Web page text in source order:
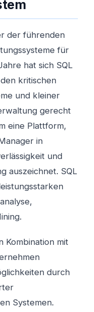
der führenden
für
hat sich SQL
kritischen
und kleiner
gerecht
eine Plattform,
in
und
auszeichnet. SQL
Kombination mit
durch
Systemen.